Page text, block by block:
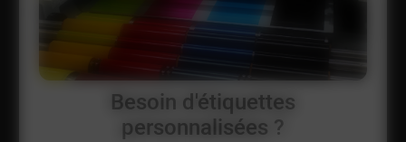
Besoin d'étiquettes
personnalisées ?